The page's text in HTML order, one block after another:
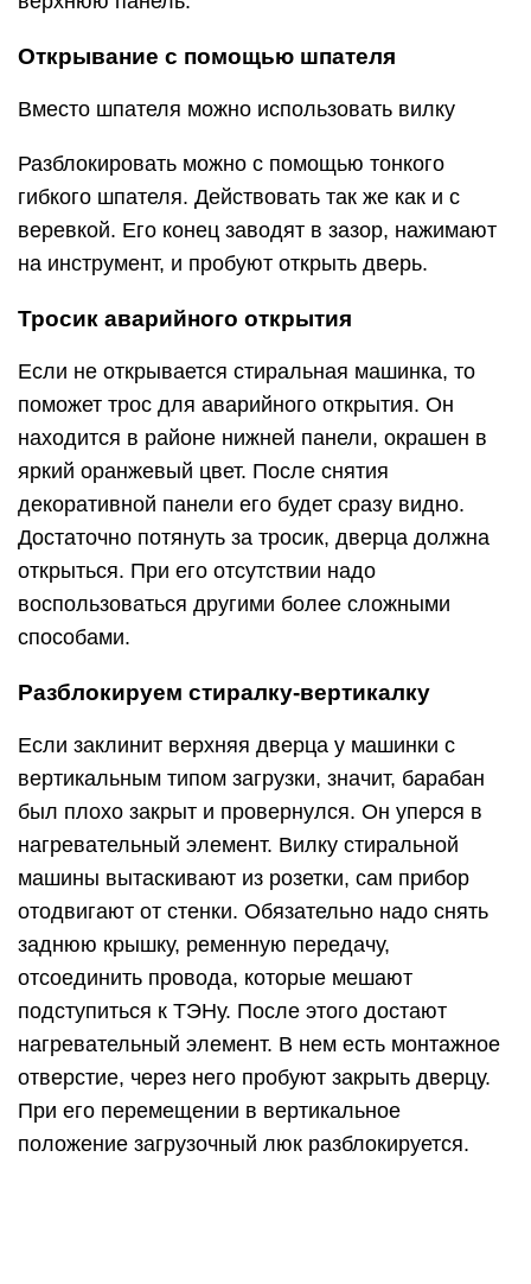
Открывание с помощью шпателя
Вместо шпателя можно использовать вилку
Разблокировать можно с помощью тонкого
гибкого шпателя. Действовать так же как и с
веревкой. Его конец заводят в зазор, нажимают
на инструмент, и пробуют открыть дверь.
Тросик аварийного открытия
Если не открывается стиральная машинка, то
поможет трос для аварийного открытия. Он
находится в районе нижней панели, окрашен в
яркий оранжевый цвет. После снятия
декоративной панели его будет сразу видно.
Достаточно потянуть за тросик, дверца должна
открыться. При его отсутствии надо
воспользоваться другими более сложными
способами.
Разблокируем стиралку-вертикалку
Если заклинит верхняя дверца у машинки с
вертикальным типом загрузки, значит, барабан
был плохо закрыт и провернулся. Он уперся в
нагревательный элемент. Вилку стиральной
машины вытаскивают из розетки, сам прибор
отодвигают от стенки. Обязательно надо снять
заднюю крышку, ременную передачу,
отсоединить провода, которые мешают
подступиться к ТЭНу. После этого достают
нагревательный элемент. В нем есть монтажное
отверстие, через него пробуют закрыть дверцу.
При его перемещении в вертикальное
положение загрузочный люк разблокируется.